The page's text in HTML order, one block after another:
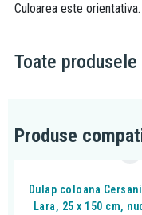
Culoarea este orientativa.
Toate produsele
Produse
Dulap coloana
Lara, 25 x 150 cm,